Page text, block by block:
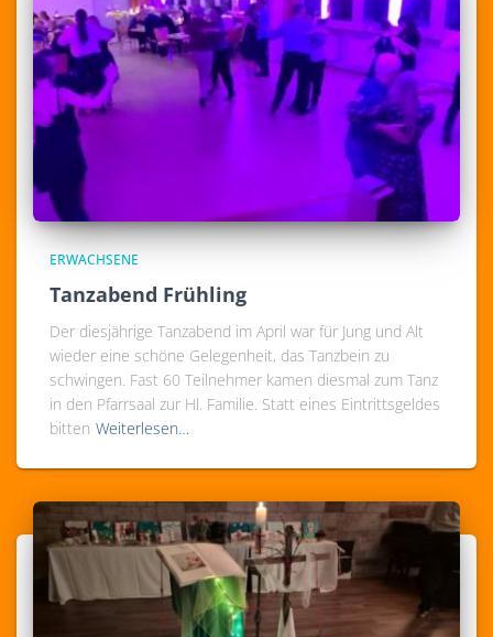
ERWACHSENE
Tanzabend Frühling
Der diesjährige Tanzabend im April war für Jung und Alt
wieder eine schöne Gelegenheit, das Tanzbein zu
schwingen. Fast 60 Teilnehmer kamen diesmal zum Tanz
in den Pfarrsaal zur Hl. Familie. Statt eines Eintrittsgeldes
bitten Weiterlesen…